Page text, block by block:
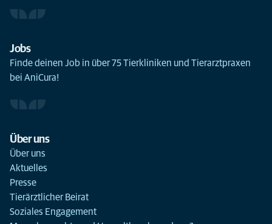
Jobs
Finde deinen Job in über 75 Tierkliniken und Tierarztpraxen
bei AniCura!
Über uns
Über uns
Aktuelles
Presse
Tierärztlicher Beirat
Soziales Engagement